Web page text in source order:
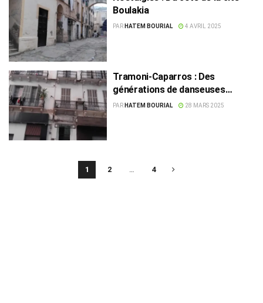
Boulakia
PAR HATEM BOURIAL 4 AVRIL 2025
Tramoni-Caparros : Des
générations de danseuses
connaissent cet immeuble
PAR HATEM BOURIAL 28 MARS 2025
1 2 … 4